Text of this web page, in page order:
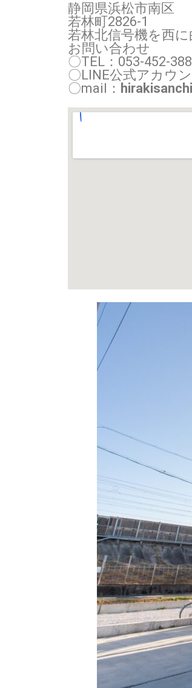
静岡県浜松市南区
若林町2826-1
若林北信号機を西
お問い合わせ
〇TEL：053-452-
〇LINE公式アカウ
〇mail：